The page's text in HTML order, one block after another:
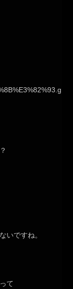
いですね。
て